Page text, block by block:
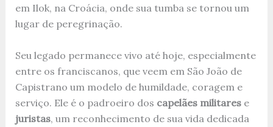
em Ilok, na Croácia, onde sua tumba se tornou um
lugar de peregrinação.
Seu legado permanece vivo até hoje, especialmente
entre os franciscanos, que veem em São João de
Capistrano um modelo de humildade, coragem e
serviço. Ele é o padroeiro dos capelães militarese
juristas, um reconhecimento de sua vida dedicada